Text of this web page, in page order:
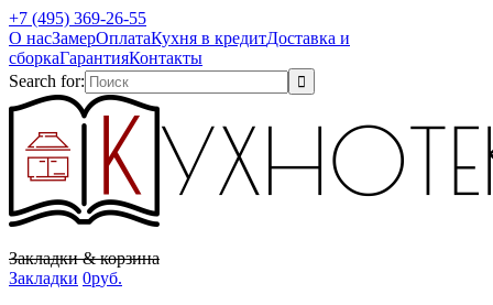
+7 (495) 369-26-55
О насЗамерОплатаКухня в кредитДоставка и
сборкаГарантияКонтакты
Search for:
Закладки & корзина
Закладки 0руб.